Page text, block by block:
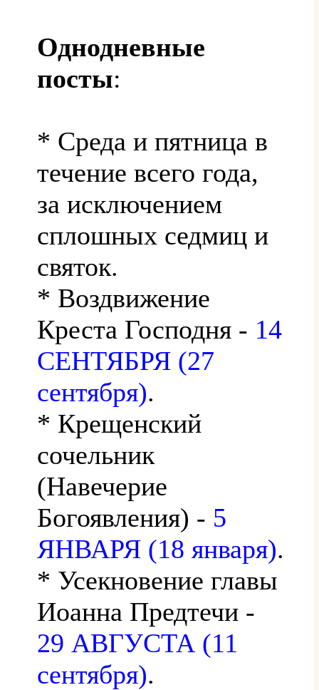
Однодневные
посты:
* Среда и пятница в
течение всего года,
за исключением
сплошных седмиц и
святок.
* Воздвижение
Креста Господня - 14
СЕНТЯБРЯ (27
сентября).
* Крещенский
сочельник
(Навечерие
Богоявления) - 5
ЯНВАРЯ (18 января).
* Усекновение главы
Иоанна Предтечи -
29 АВГУСТА (11
сентября).